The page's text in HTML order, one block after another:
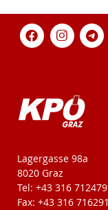
KPÖ-Steiermark
Lagergasse 98a
8020 Graz
Tel: +43 316 712479
Fax: +43 316 716291